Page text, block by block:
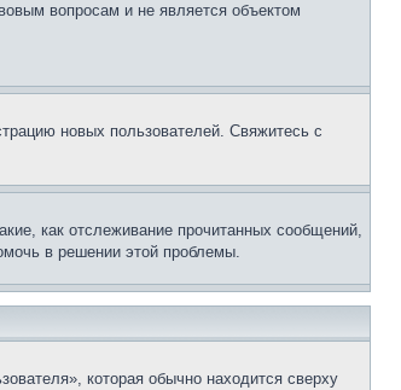
вопросам и не является объектом
новых пользователей. Свяжитесь с
как отслеживание прочитанных сообщений,
в решении этой проблемы.
которая обычно находится сверху